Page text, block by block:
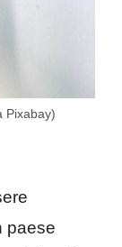
Pixabay)
paese